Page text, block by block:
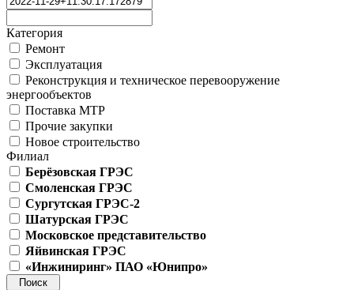
Категория
Ремонт
Эксплуатация
Реконструкция и техническое перевооружение
энергообъектов
Поставка МТР
Прочие закупки
Новое строительство
Филиал
Берёзовская ГРЭС
Смоленская ГРЭС
Сургутская ГРЭС-2
Шатурская ГРЭС
Московское представительство
Яйвинская ГРЭС
«Инжиниринг» ПАО «Юнипро»